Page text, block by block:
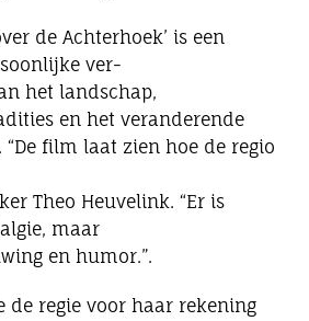
de Achterhoek’ is een
ver-
het landschap,
en het veranderende
film laat zien hoe de regio
Theo Heuvelink. “Er is
maar
en humor.”.
de regie voor haar rekening